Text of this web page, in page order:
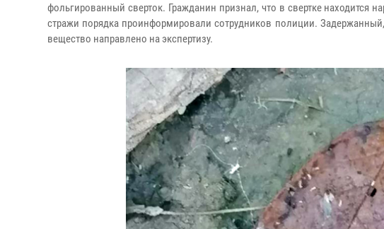
фольгированный сверток. Гражданин признал, что в свертке находится
стражи порядка проинформировали сотрудников полиции.
вещество направлено на экспертизу.